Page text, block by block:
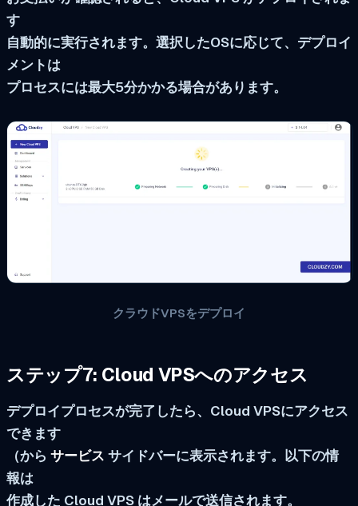
す
自動的に実行されます。選択したOSに応じて、デプロイ
メントは
プロセスには最大5分かかる場合があります。
クラウドVPSをデプロイ
ステップ7: Cloud VPSへのアクセス
デプロイプロセスが完了したら、Cloud VPSにアクセス
できます
（から サービス サイドバーに表示されます。以下の情
報は
作成した Cloud VPS はメールで送信されます。